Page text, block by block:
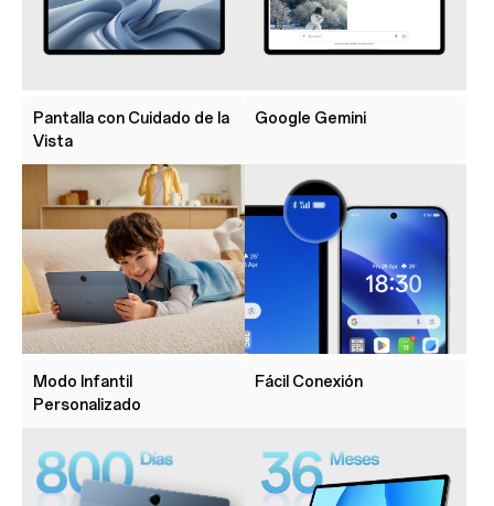
Pantalla con Cuidado de la
Vista
Google Gemini
Modo Infantil
Personalizado
Fácil Conexión